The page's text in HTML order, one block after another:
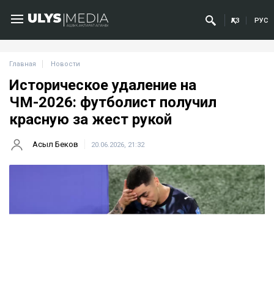
ҚАЗ РУС
Главная Новости
Историческое удаление на
ЧМ-2026: футболист получил
красную за жест рукой
Асыл Беков 20.06.2026, 21:32